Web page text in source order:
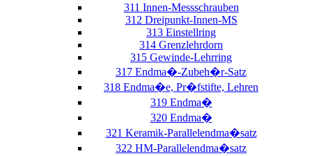
311 Innen-Messschrauben
312 Dreipunkt-Innen-MS
313 Einstellring
314 Grenzlehrdorn
315 Gewinde-Lehrring
317 Endma�-Zubeh�r-Satz
318 Endma�e, Pr�fstifte, Lehren
319 Endma�
320 Endma�
321 Keramik-Parallelendma�satz
322 HM-Parallelendma�satz